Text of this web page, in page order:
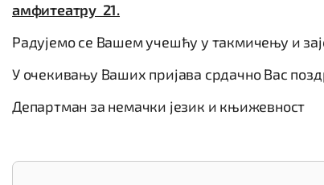
амфитеатру 21.
Радујемо се Вашем учешћу у такмичењу и
У очекивању Ваших пријава срдачно Вас
Департман за немачки језик и књижевност